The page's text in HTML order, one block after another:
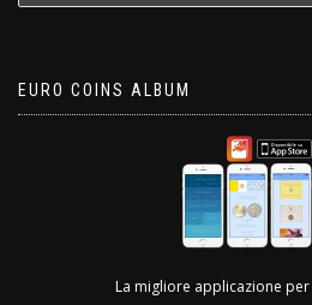
EURO COINS ALBUM
La migliore applicazione